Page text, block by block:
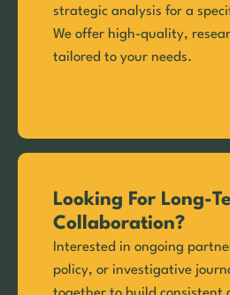
strategic analysis for a
We offer high-quality,
tailored to your needs.
Looking For Long-
Collaboration?
Interested in ongoing
policy, or investigative